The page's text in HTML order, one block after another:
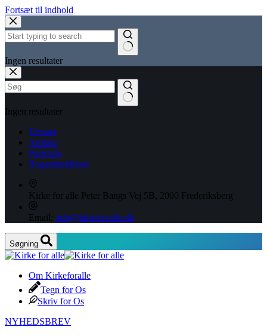
Fortsæt til indhold
Ingen resultater
Ingen resultater
Temaer
Artikler
Podcasts
Boganmeldelser
Kirke for alle Peter Bangs Vej 5B, 2000 Frederiksberg
Email: info@kirkeforalle.dk
Søgning
Om Kirkeforalle
Tegn for Os
Skriv for Os
NYHEDSBREV